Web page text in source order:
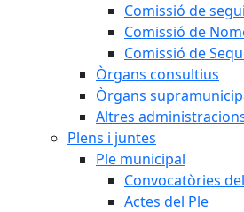
Comissió de
Comissió de
Comissió de
Òrgans consultius
Òrgans
Altres
Plens i juntes
Ple municipal
Convocatòries
Actes del Ple